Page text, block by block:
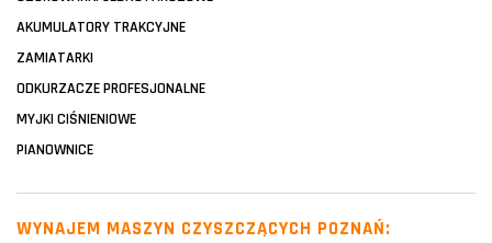
AKUMULATORY TRAKCYJNE
ZAMIATARKI
ODKURZACZE PROFESJONALNE
MYJKI CIŚNIENIOWE
PIANOWNICE
WYNAJEM MASZYN CZYSZCZĄCYCH POZNAŃ: